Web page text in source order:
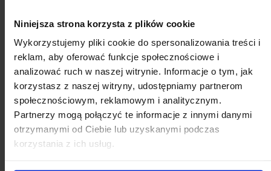
Niniejsza strona korzysta z plików cookie
Wykorzystujemy pliki cookie do spersonalizowania treści i
reklam, aby oferować funkcje społecznościowe i
analizować ruch w naszej witrynie. Informacje o tym, jak
korzystasz z naszej witryny, udostępniamy partnerom
społecznościowym, reklamowym i analitycznym.
Partnerzy mogą połączyć te informacje z innymi danymi
otrzymanymi od Ciebie lub uzyskanymi podczas
korzystania z ich usług.
Grzebyk złoty VIVIEN
239,00 zł 199,00 zł
Dodaj do koszyka